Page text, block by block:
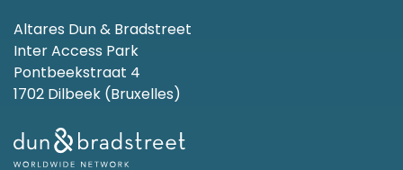
Altares Dun & Bradstreet
Inter Access Park
Pontbeekstraat 4
1702 Dilbeek (Bruxelles)